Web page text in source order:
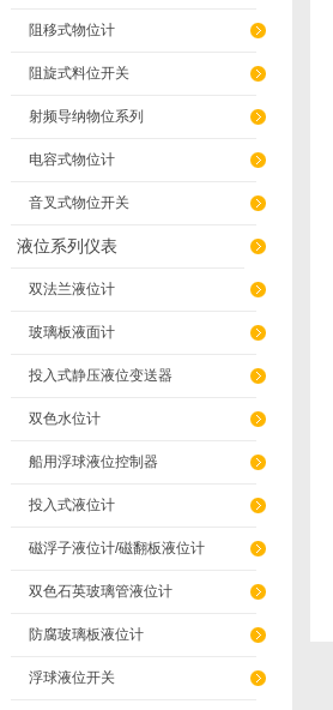
阻移式物位计
阻旋式料位开关
射频导纳物位系列
电容式物位计
音叉式物位开关
液位系列仪表
双法兰液位计
玻璃板液面计
投入式静压液位变送器
双色水位计
船用浮球液位控制器
投入式液位计
磁浮子液位计/磁翻板液位计
双色石英玻璃管液位计
防腐玻璃板液位计
浮球液位开关